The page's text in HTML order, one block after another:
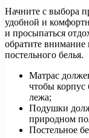
Начните с выбора
удобной и
и просыпаться
обратите внимание
постельного белья.
Матрас
чтобы
лежа;
Подушки
природном
Постельное